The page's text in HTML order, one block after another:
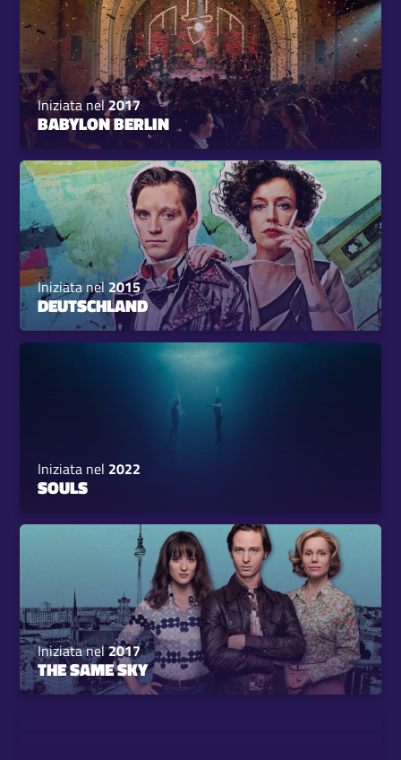
Iniziata nel2017
BABYLON BERLIN
Iniziata nel2015
DEUTSCHLAND
Iniziata nel 2022
SOULS
Iniziata nel2017
THE SAME SKY